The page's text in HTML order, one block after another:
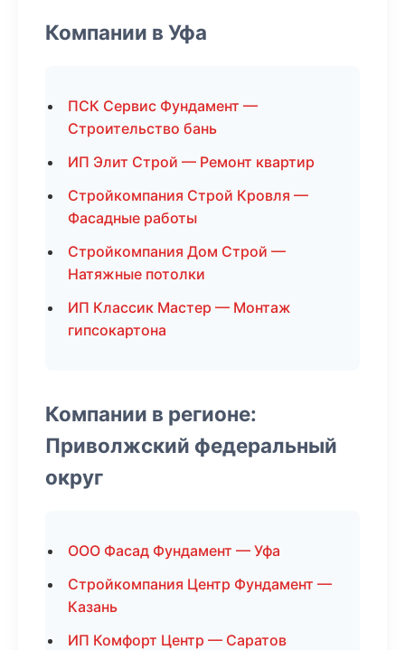
Компании в Уфа
ПСК Сервис Фундамент —
Строительство бань
ИП Элит Строй — Ремонт квартир
Стройкомпания Строй Кровля —
Фасадные работы
Стройкомпания Дом Строй —
Натяжные потолки
ИП Классик Мастер — Монтаж
гипсокартона
Компании в регионе:
Приволжский федеральный
округ
ООО Фасад Фундамент — Уфа
Стройкомпания Центр Фундамент —
Казань
ИП Комфорт Центр — Саратов